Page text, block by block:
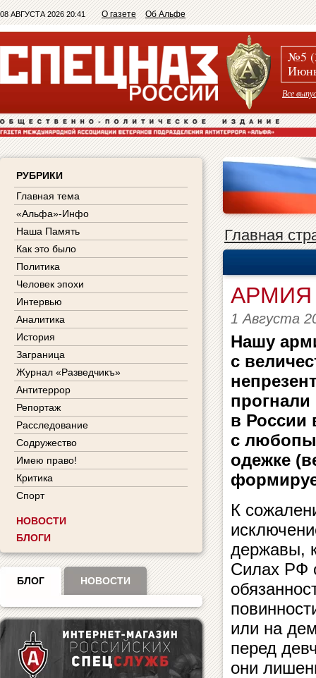
08 АВГУСТА 2026 20:41 О газете Об Альфе
№5
Все
РУБРИКИ
Главная тема
«Альфа»-Инфо
Наша Память
Как это было
Политика
Человек эпохи
Интервью
Аналитика
История
Заграница
Журнал «Разведчикъ»
Антитеррор
Репортаж
Расследование
Содружество
Имею право!
Критика
Спорт
НОВОСТИ
БЛОГИ
БЛОГ НОВОСТИ
Главная
АРМИЯ
1 Августа
Нашу
с
в России
с
одежке
К
державы,
Силах РФ
или на
перед
они